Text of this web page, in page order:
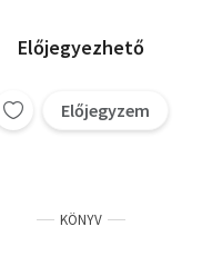
Előjegyezhető
Előjegyzem
KÖNYV